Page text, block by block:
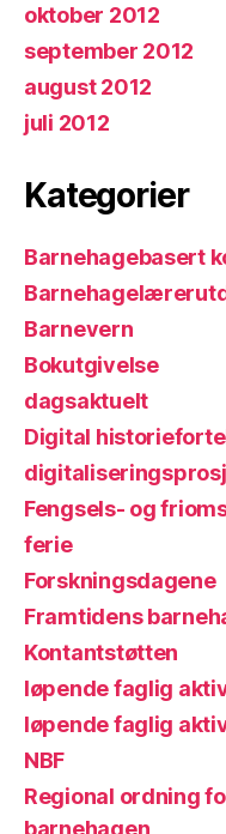
oktober 2012
september 2012
august 2012
juli 2012
Kategorier
Barnehagebasert
Barnevern
Bokutgivelse
dagsaktuelt
Digital
Fengsels- og
ferie
Forskningsdagene
Framtidens
Kontantstøtten
løpende faglig
løpende faglig
NBF
Regional ordning
barnehagen